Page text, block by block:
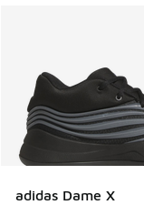
adidas Dame X